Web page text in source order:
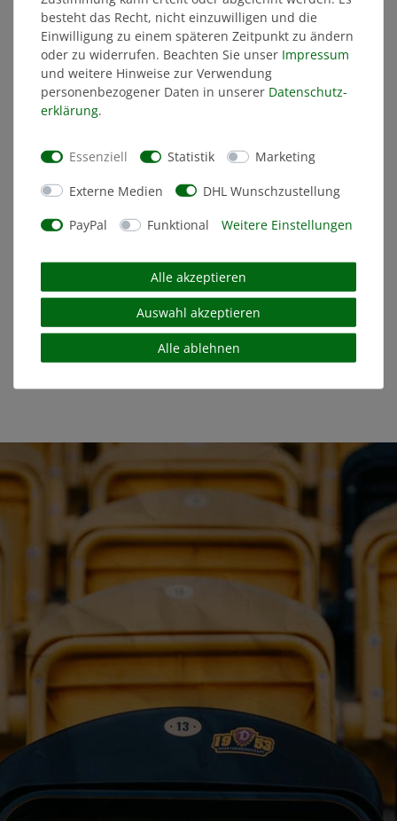
Basketball-Jersey SGD
29,99 €
MITGLIEDERPREIS: 28,49 €
besteht das Recht, nicht einzuwilligen und die
Einwilligung zu einem späteren Zeitpunkt zu ändern
oder zu widerrufen. Beachten Sie unser Impressum
und weitere Hinweise zur Verwendung
personenbezogener Daten in unserer Daten­schutz­
erklärung.
Essenziell Statistik Marketing
Externe Medien DHL Wunschzustellung
PayPal Funktional Weitere Einstellungen
Alle akzeptieren
Auswahl akzeptieren
Alle ablehnen